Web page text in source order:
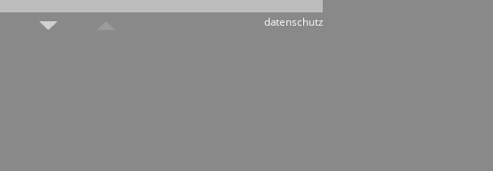
h2a - architektinnen, hannover
büro für bauphysik, hannover
datenschutz